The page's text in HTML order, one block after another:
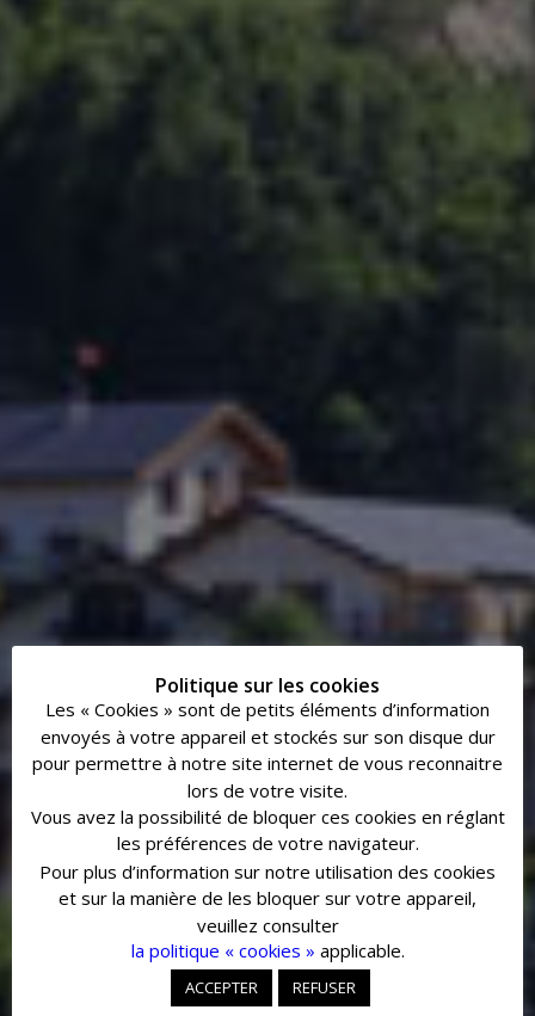
BIENVENUE
Le maire de la commune accueille les
Avriolaines et les Avriolins au cours de
permanences tenues les lundis en
mairie, de 17h00 à 19h00.
Politique sur les cookies
Les « Cookies » sont de petits éléments d’information
envoyés à votre appareil et stockés sur son disque dur
pour permettre à notre site internet de vous reconnaitre
lors de votre visite.
Vous avez la possibilité de bloquer ces cookies en réglant
les préférences de votre navigateur.
Pour plus d’information sur notre utilisation des cookies
et sur la manière de les bloquer sur votre appareil,
veuillez consulter
la politique « cookies » applicable.
ACCEPTER REFUSER